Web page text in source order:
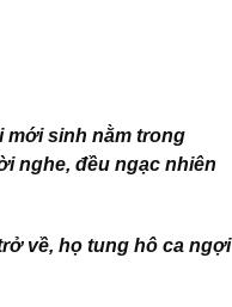
mới sinh nằm trong
nghe, đều ngạc nhiên
về, họ tung hô ca ngợi